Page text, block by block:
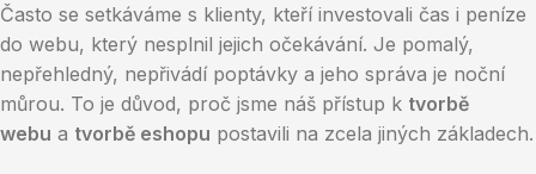
Často se setkáváme s klienty, kteří investovali čas i peníze
do webu, který nesplnil jejich očekávání. Je pomalý,
nepřehledný, nepřivádí poptávky a jeho správa je noční
můrou. To je důvod, proč jsme náš přístup k tvorbě
webu a tvorbě eshopu postavili na zcela jiných základech.